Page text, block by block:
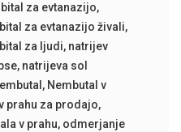
za evtanazijo,
za evtanazijo živali,
za ljudi, natrijev
, natrijeva sol
, Nembutal v
prahu za prodajo,
v prahu, odmerjanje